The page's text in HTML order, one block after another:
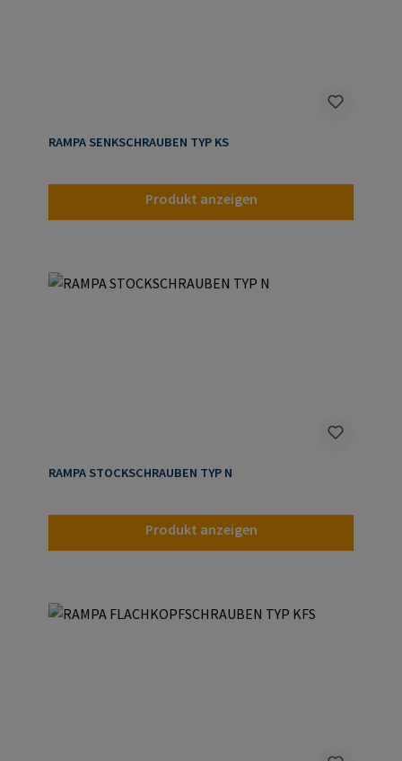
RAMPA SENKSCHRAUBEN TYP KS
Produkt anzeigen
RAMPA STOCKSCHRAUBEN TYP N
Produkt anzeigen